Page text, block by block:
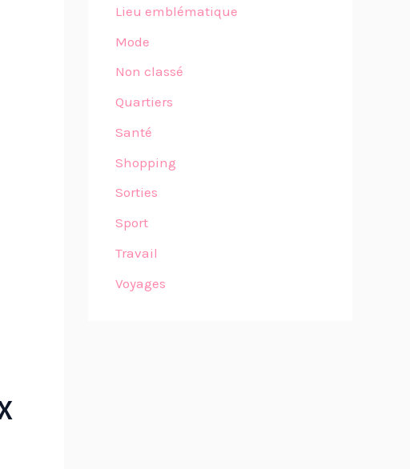
Lieu emblématique
Mode
Non classé
Quartiers
Santé
Shopping
Sorties
Sport
Travail
Voyages